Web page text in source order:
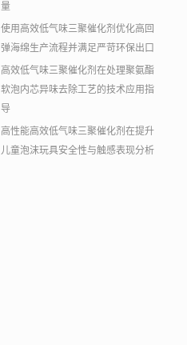
量
使用高效低气味三聚催化剂优化高回
弹海绵生产流程并满足严苛环保出口
高效低气味三聚催化剂在处理聚氨酯
软泡内芯异味去除工艺的技术应用指
导
高性能高效低气味三聚催化剂在提升
儿童泡沫玩具安全性与触感表现分析